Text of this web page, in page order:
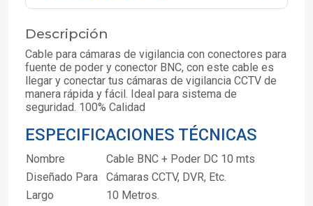
Descripción
Cable para cámaras de vigilancia con conectores para
fuente de poder y conector BNC, con este cable es
llegar y conectar tus cámaras de vigilancia CCTV de
manera rápida y fácil. Ideal para sistema de
seguridad. 100% Calidad
ESPECIFICACIONES TÉCNICAS
Nombre
Cable BNC + Poder DC 10 mts
Diseñado Para
Cámaras CCTV, DVR, Etc.
Largo
10 Metros.